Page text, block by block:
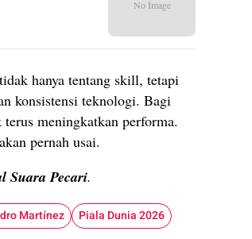
No Image
hanya tentang skill, tetapi
konsistensi teknologi. Bagi
meningkatkan performa.
pernah usai.
Suara Pecari.
Martínez Piala Dunia 2026